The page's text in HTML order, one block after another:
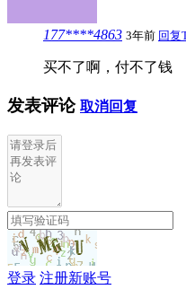
177****4863 3年前 回复
买不了啊，付不了钱
发表评论 取消回复
登录 注册新账号